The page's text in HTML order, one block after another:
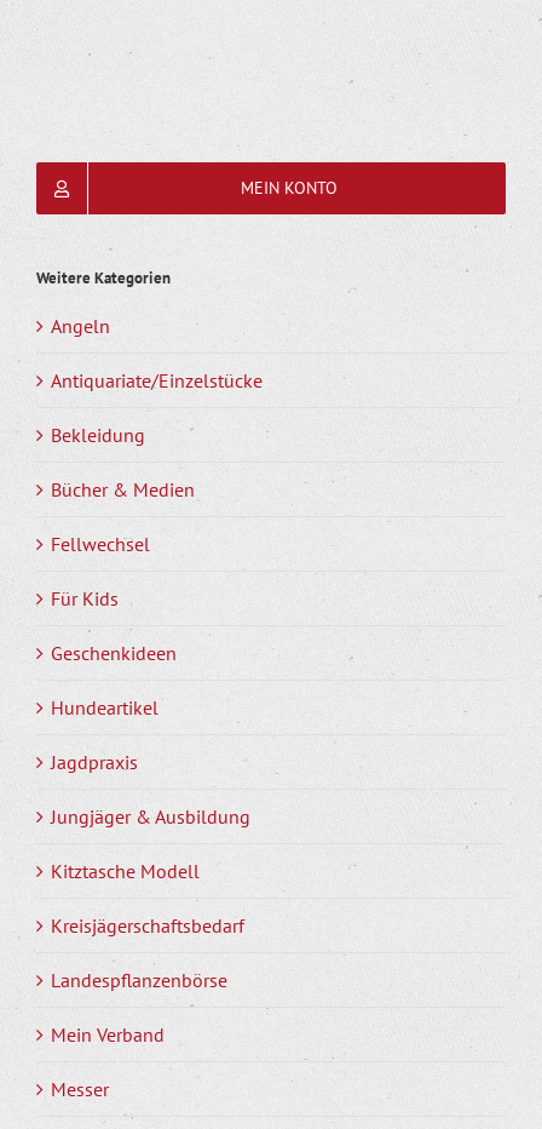
MEIN KONTO
Weitere Kategorien
Angeln
Antiquariate/Einzelstücke
Bekleidung
Bücher & Medien
Fellwechsel
Für Kids
Geschenkideen
Hundeartikel
Jagdpraxis
Jungjäger & Ausbildung
Kitztasche Modell
Kreisjägerschaftsbedarf
Landespflanzenbörse
Mein Verband
Messer